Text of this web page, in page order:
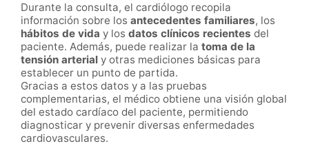
Durante la consulta, el cardiólogo recopila
información sobre los antecedentes familiares, los
hábitos de vida y los datos clínicos recientes del
paciente. Además, puede realizar la toma de la
tensión arterial y otras mediciones básicas para
establecer un punto de partida.
Gracias a estos datos y a las pruebas
complementarias, el médico obtiene una visión global
del estado cardíaco del paciente, permitiendo
diagnosticar y prevenir diversas enfermedades
cardiovasculares.